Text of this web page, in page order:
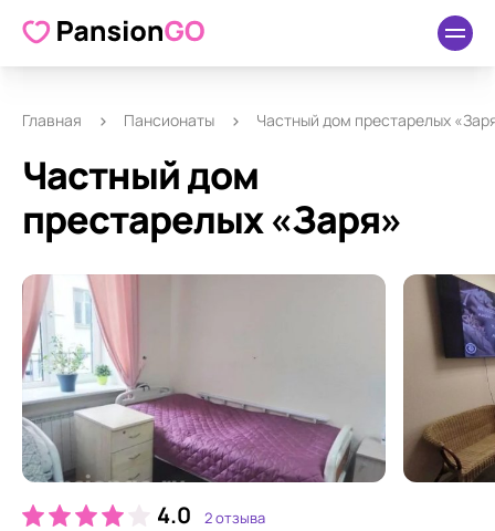
О пансионате Удобства Отзывы
Главная Пансионаты Частный дом престарелых
Частный дом
престарелых «Заря»
4.0 2 отзыва